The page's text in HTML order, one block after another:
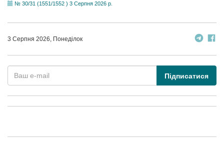
№ 30/31 (1551/1552 ) 3 Серпня 2026 р.
3 Серпня 2026, Понеділок
Підписатися